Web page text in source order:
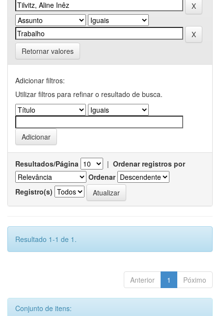
Retornar valores
Adicionar filtros:
Utilizar filtros para refinar o resultado de busca.
Resultados/Página | Ordenar registros por
Ordenar
Registro(s)
Resultado 1-1 de 1.
Anterior 1 Póximo
Conjunto de itens: